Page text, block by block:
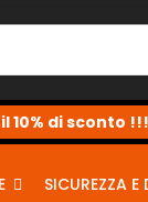
SICUREZZA E